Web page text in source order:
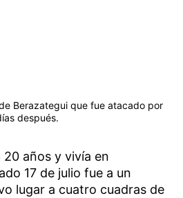
Berazategui que fue atacado por
después.
años y vivía en
17 de julio fue a un
lugar a cuatro cuadras de